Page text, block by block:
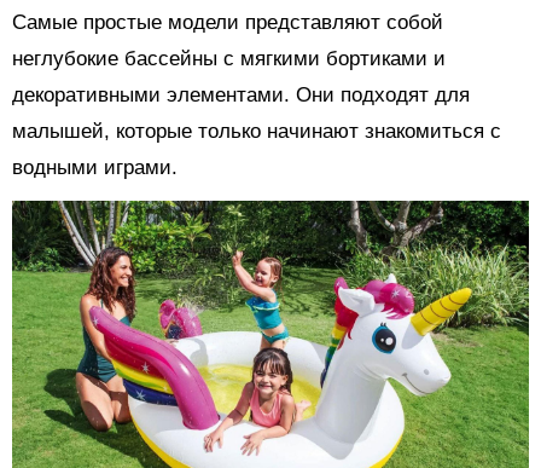
Самые простые модели представляют собой
неглубокие бассейны с мягкими бортиками и
декоративными элементами. Они подходят для
малышей, которые только начинают знакомиться с
водными играми.